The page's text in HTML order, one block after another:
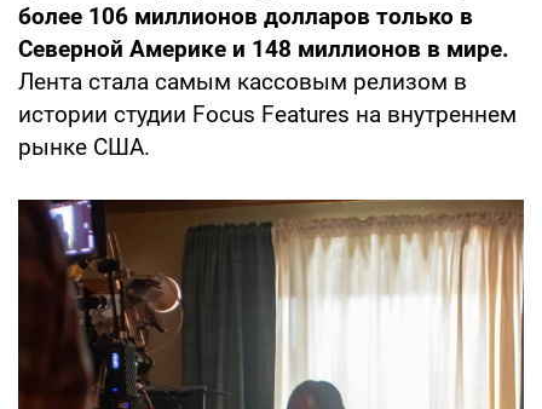
более 106 миллионов долларов только в
Северной Америке и 148 миллионов в мире.
Лента стала самым кассовым релизом в
истории студии Focus Features на внутреннем
рынке США.